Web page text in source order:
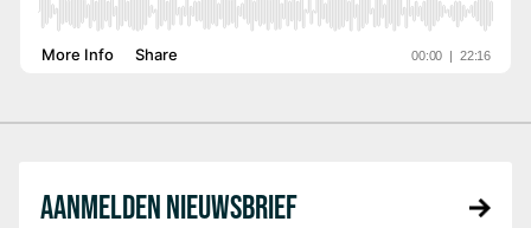
AANMELDEN NIEUWSBRIEF